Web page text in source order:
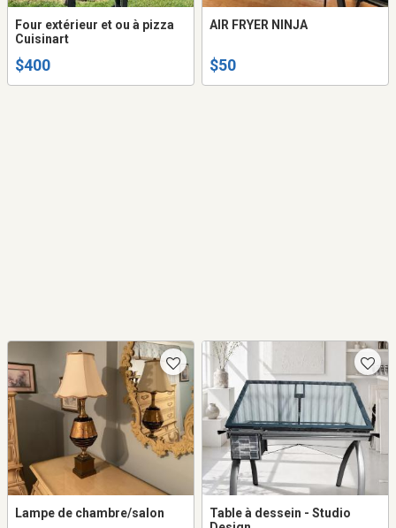
Four extérieur et ou à pizza
Cuisinart
$400
AIR FRYER NINJA
$50
Lampe de chambre/salon
Table à dessein - Studio